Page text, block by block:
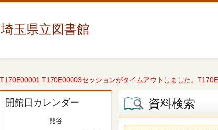
埼玉県立図書館
T170E00001 T170E00003セッションがタイムアウトしました。
開館日カレンダー
熊谷
資料検索